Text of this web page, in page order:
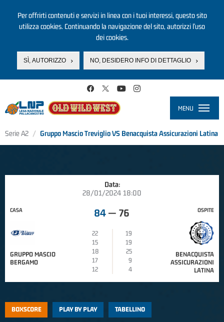
Per offrirti contenuti e servizi in linea con i tuoi interessi, questo sito
utilizza cookies. Continuando la navigazione del sito, autorizzi l’uso
dei cookies.
SÌ, AUTORIZZO NO, DESIDERO INFO DI DETTAGLIO
MENU
Serie A2 Gruppo Mascio Treviglio VS Benacquista Assicurazioni Latina
Data:
28/01/2024 18:00
CASA
GRUPPO MASCIO
BERGAMO
84 — 76
22
19
15
19
18
25
17
9
12
4
OSPITE
BENACQUISTA
ASSICURAZIONI
LATINA
BOXSCORE PLAY BY PLAY TABELLINO